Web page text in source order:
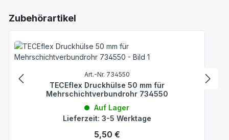
Produktgalerie überspringen
Zubehörartikel
Art.-Nr. 734550
TECEflex Druckhülse 50 mm für
Mehrschichtverbundrohr 734550
Auf Lager
Lieferzeit: 3-5 Werktage
Regulärer Preis:
5,50 €